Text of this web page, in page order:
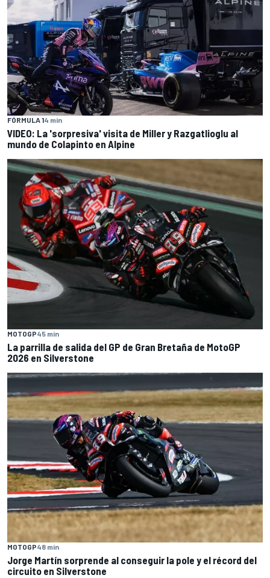
FÓRMULA 14 min
VIDEO: La 'sorpresiva' visita de Miller y Razgatlioglu al
mundo de Colapinto en Alpine
MOTOGP45 min
La parrilla de salida del GP de Gran Bretaña de MotoGP
2026 en Silverstone
MOTOGP48 min
Jorge Martín sorprende al conseguir la pole y el récord del
circuito en Silverstone